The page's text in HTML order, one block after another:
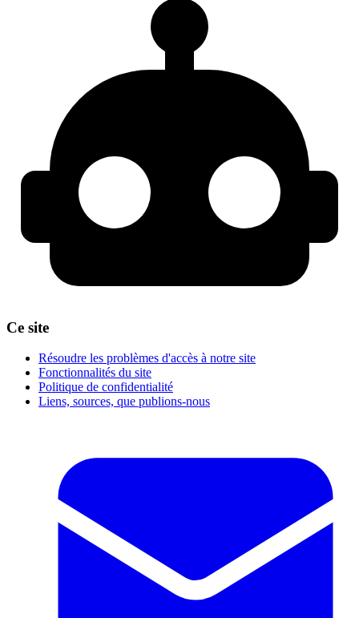
Ce site
Résoudre les problèmes d'accès à notre site
Fonctionnalités du site
Politique de confidentialité
Liens, sources, que publions-nous